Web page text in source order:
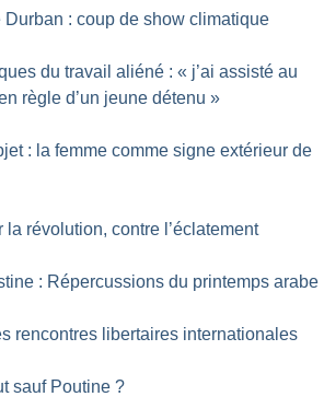
Durban : coup de show climatique
du travail aliéné : « j’ai assisté au
règle d’un jeune détenu »
: la femme comme signe extérieur de
la révolution, contre l’éclatement
: Répercussions du printemps arabe
rencontres libertaires internationales
sauf Poutine ?